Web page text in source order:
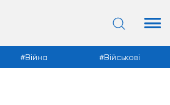
Війна Військові